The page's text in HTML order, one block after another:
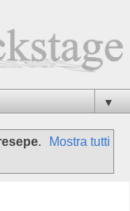
▼
.
Mostra tutti